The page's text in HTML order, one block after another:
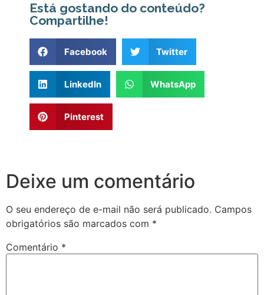
Está gostando do conteúdo?
Compartilhe!
Facebook Twitter
LinkedIn WhatsApp
Pinterest
Deixe um comentário
O seu endereço de e-mail não será publicado. Campos
obrigatórios são marcados com *
Comentário *